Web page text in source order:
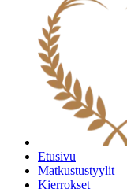
Etusivu
Matkustustyylit
Kierrokset